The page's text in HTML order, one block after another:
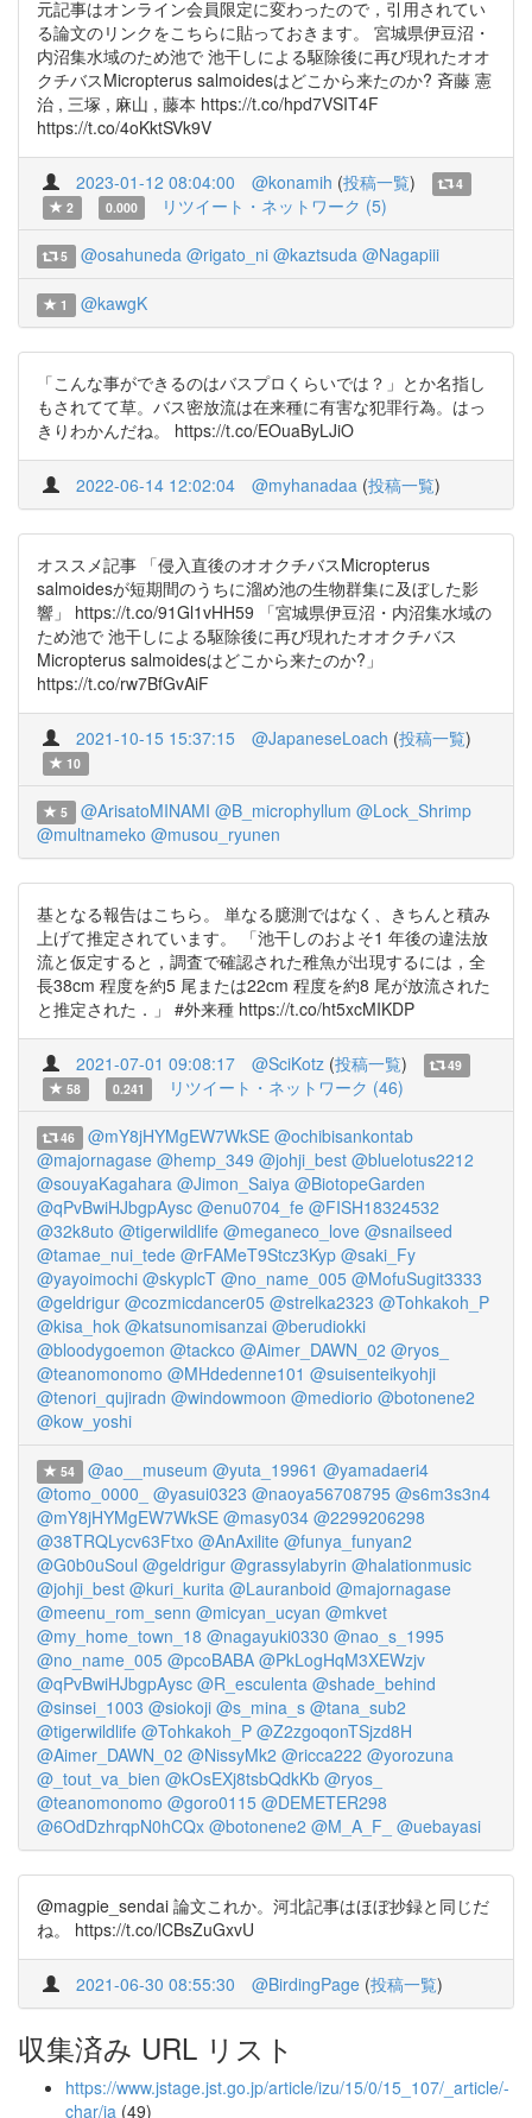
元記事はオンライン会員限定に変わったので，引用されてい
る論文のリンクをこちらに貼っておきます。 宮城県伊豆沼・
内沼集水域のため池で 池干しによる駆除後に再び現れたオオ
クチバスMicropterus salmoidesはどこから来たのか? 斉藤 憲
治 , 三塚 , 麻山 , 藤本 https://t.co/hpd7VSIT4F
https://t.co/4oKktSVk9V
2023-01-12 08:04:00 @konamih (投稿一覧)
4
2
0.000 リツイート・ネットワーク (5)
5 @osahuneda @rigato_ni @kaztsuda @Nagapiii
1 @kawgK
「こんな事ができるのはバスプロくらいでは？」とか名指し
もされてて草。バス密放流は在来種に有害な犯罪行為。はっ
きりわかんだね。 https://t.co/EOuaByLJiO
2022-06-14 12:02:04 @myhanadaa (投稿一覧)
オススメ記事 「侵入直後のオオクチバスMicropterus
salmoidesが短期間のうちに溜め池の生物群集に及ぼした影
響」 https://t.co/91Gl1vHH59 「宮城県伊豆沼・内沼集水域の
ため池で 池干しによる駆除後に再び現れたオオクチバス
Micropterus salmoidesはどこから来たのか?」
https://t.co/rw7BfGvAiF
2021-10-15 15:37:15 @JapaneseLoach (投稿一覧)
10
5 @ArisatoMINAMI @B_microphyllum @Lock_Shrimp
@multnameko @musou_ryunen
基となる報告はこちら。 単なる臆測ではなく、きちんと積み
上げて推定されています。 「池干しのおよそ1 年後の違法放
流と仮定すると，調査で確認された稚魚が出現するには，全
長38cm 程度を約5 尾または22cm 程度を約8 尾が放流された
と推定された．」 #外来種 https://t.co/ht5xcMIKDP
2021-07-01 09:08:17 @SciKotz (投稿一覧)
49
58
0.241 リツイート・ネットワーク (46)
46 @mY8jHYMgEW7WkSE @ochibisankontab
@majornagase @hemp_349 @johji_best @bluelotus2212
@souyaKagahara @Jimon_Saiya @BiotopeGarden
@qPvBwiHJbgpAysc @enu0704_fe @FISH18324532
@32k8uto @tigerwildlife @meganeco_love @snailseed
@tamae_nui_tede @rFAMeT9Stcz3Kyp @saki_Fy
@yayoimochi @skyplcT @no_name_005 @MofuSugit3333
@geldrigur @cozmicdancer05 @strelka2323 @Tohkakoh_P
@kisa_hok @katsunomisanzai @berudiokki
@bloodygoemon @tackco @Aimer_DAWN_02 @ryos_
@teanomonomo @MHdedenne101 @suisenteikyohji
@tenori_qujiradn @windowmoon @mediorio @botonene2
@kow_yoshi
54 @ao__museum @yuta_19961 @yamadaeri4
@tomo_0000_
@yasui0323 @naoya56708795 @s6m3s3n4
@mY8jHYMgEW7WkSE @masy034 @2299206298
@38TRQLycv63Ftxo @AnAxilite @funya_funyan2
@G0b0uSoul @geldrigur @grassylabyrin @halationmusic
@johji_best @kuri_kurita @Lauranboid @majornagase
@meenu_rom_senn @micyan_ucyan @mkvet
@my_home_town_18 @nagayuki0330 @nao_s_1995
@no_name_005 @pcoBABA @PkLogHqM3XEWzjv
@qPvBwiHJbgpAysc @R_esculenta @shade_behind
@sinsei_1003 @siokoji @s_mina_s @tana_sub2
@tigerwildlife @Tohkakoh_P @Z2zgoqonTSjzd8H
@Aimer_DAWN_02 @NissyMk2 @ricca222 @yorozuna
@_tout_va_bien @kOsEXj8tsbQdkKb @ryos_
@teanomonomo @goro0115 @DEMETER298
@6OdDzhrqpN0hCQx @botonene2 @M_A_F_ @uebayasi
@magpie_sendai 論文これか。河北記事はほぼ抄録と同じだ
ね。 https://t.co/lCBsZuGxvU
2021-06-30 08:55:30 @BirdingPage (投稿一覧)
収集済み URL リスト
https://www.jstage.jst.go.jp/article/izu/15/0/15_107/_article/-
char/ja (49)